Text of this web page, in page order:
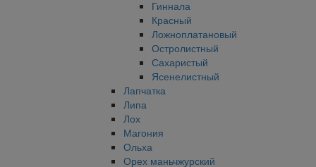
Гиннала
Красный
Ложноплатановый
Остролистный
Сахаристый
Ясенелистный
Лапчатка
Липа
Лох
Магония
Ольха
Орех маньчжурский